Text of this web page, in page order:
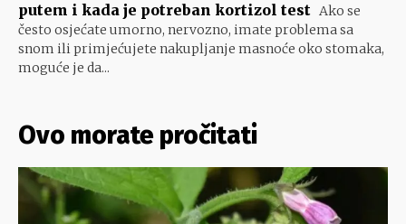
putem i kada je potreban kortizol test Ako se
često osjećate umorno, nervozno, imate problema sa
snom ili primjećujete nakupljanje masnoće oko stomaka,
moguće je da...
Ovo morate pročitati